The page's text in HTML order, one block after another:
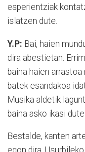
esperientziak
islatzen dute.
Y.P: Bai, haien
dira abestietan.
baina haien
batek esandakoa
Musika aldetik
baina asko ikasi
Bestalde, kanten